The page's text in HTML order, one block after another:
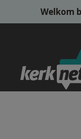
Overslaan en naar
Welkom